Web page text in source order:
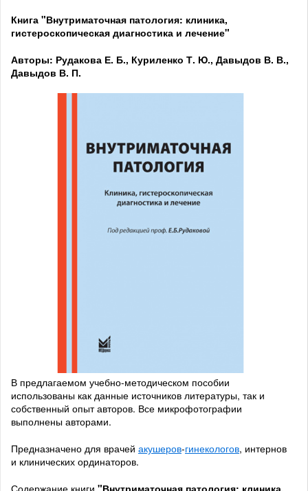
Книга "Внутриматочная патология: клиника,
гистероскопическая диагностика и лечение"
Авторы: Рудакова Е. Б., Куриленко Т. Ю., Давыдов В. В.,
Давыдов В. П.
В предлагаемом учебно-методическом пособии
использованы как данные источников литературы, так и
собственный опыт авторов. Все микрофотографии
выполнены авторами.
Предназначено для врачей акушеров-гинекологов, интернов
и клинических ординаторов.
Содержание книги "Внутриматочная патология: клиника,